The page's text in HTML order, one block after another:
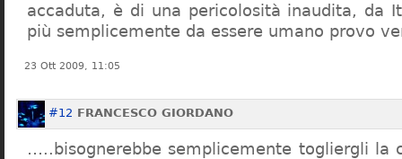
accaduta, è di una pericolosità inaudita, da
più semplicemente da essere umano provo
23 Ott 2009, 11:05
#12 FRANCESCO GIORDANO
…..bisognerebbe semplicemente togliergli la